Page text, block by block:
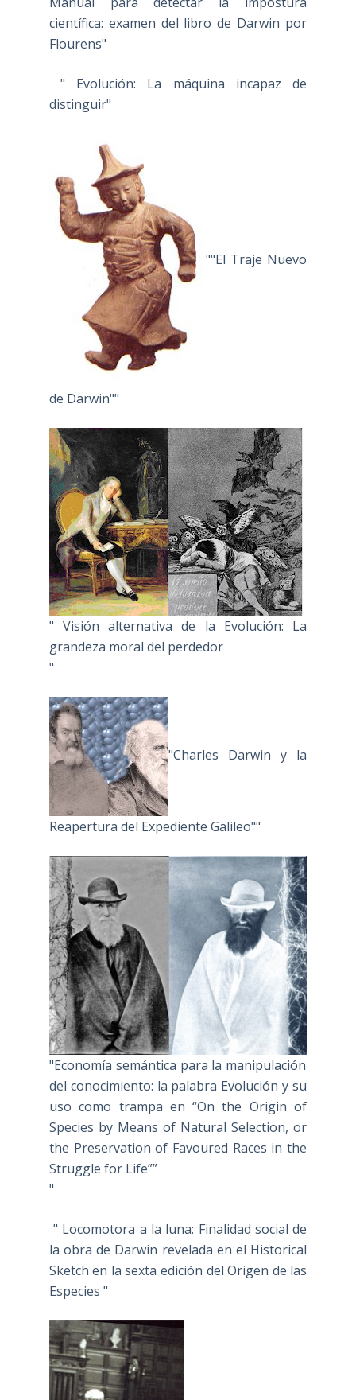
científica: examen del libro de Darwin por
Flourens"
" Evolución: La máquina incapaz de
distinguir"
""El Traje Nuevo
de Darwin""
" Visión alternativa de la Evolución: La
grandeza moral del perdedor
"
"Charles Darwin y la
Reapertura del Expediente Galileo""
"Economía semántica para la manipulación
del conocimiento: la palabra Evolución y su
uso como trampa en “On the Origin of
Species by Means of Natural Selection, or
the Preservation of Favoured Races in the
Struggle for Life””
"
" Locomotora a la luna: Finalidad social de
la obra de Darwin revelada en el Historical
Sketch en la sexta edición del Origen de las
Especies "